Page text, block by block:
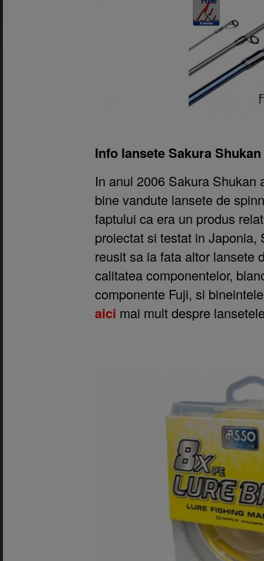
Info lansete Sakura Shukan
In anul 2006 Sakura Shukan
bine vandute lansete de
faptului ca era un produs
proiectat si testat in
reusit sa ia fata altor lansete
calitatea componentelor,
componente Fuji, si
aici mai mult despre